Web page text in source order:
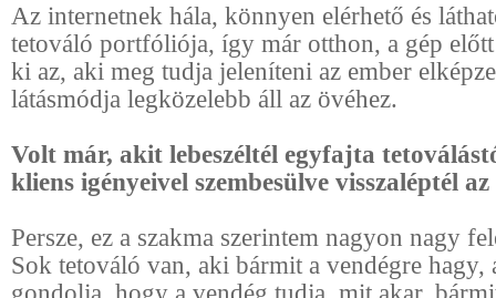
Az internetnek hála, könnyen elérhető és
tetováló portfóliója, így már otthon, a gép
ki az, aki meg tudja jeleníteni az ember
látásmódja legközelebb áll az övéhez.
Volt már, akit lebeszéltél egyfajta
kliens igényeivel szembesülve visszaléptél
Persze, ez a szakma szerintem nagyon nagy
Sok tetováló van, aki bármit a vendégre hagy,